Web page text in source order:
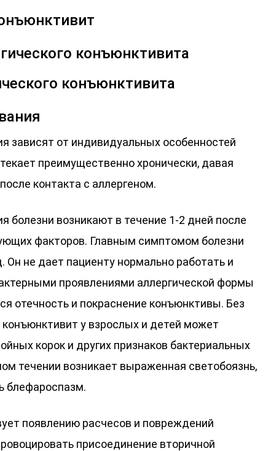
конъюнктивита
конъюнктивита
зависят от индивидуальных особенностей
преимущественно хронически, давая
контакта с аллергеном.
болезни возникают в течение 1-2 дней после
факторов. Главным симптомом болезни
Он не дает пациенту нормально работать и
проявлениями аллергической формы
отечность и покраснение конъюнктивы. Без
конъюнктивит у взрослых и детей может
корок и других признаков бактериальных
течении возникает выраженная светобоязнь,
блефароспазм.
появлению расчесов и повреждений
присоединение вторичной